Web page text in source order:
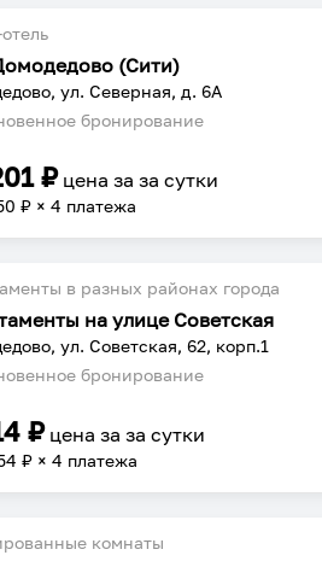
(Сити)
ул. Северная, д. 6А
бронирование
₽ цена заза сутки
₽ × 4 платежа
в разных районах города
на улице Советская
ул. Советская, 62, корп.1
бронирование
₽ цена заза сутки
₽ × 4 платежа
комнаты